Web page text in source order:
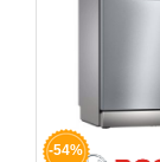
-54%